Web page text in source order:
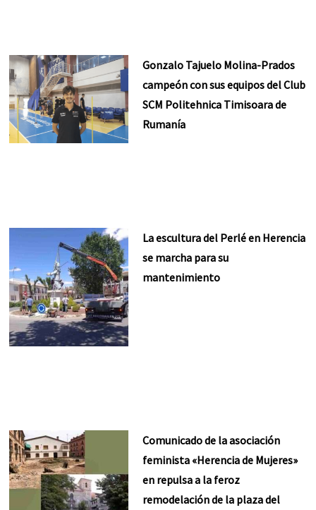
Gonzalo Tajuelo Molina-Prados
campeón con sus equipos del Club
SCM Politehnica Timisoara de
Rumanía
La escultura del Perlé en Herencia
se marcha para su
mantenimiento
Comunicado de la asociación
feminista «Herencia de Mujeres»
en repulsa a la feroz
remodelación de la plaza del